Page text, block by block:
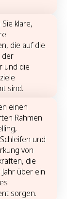
klare,
die auf die
der
und die
sind.
einen
Rahmen
und
von
die
über ein
sorgen.